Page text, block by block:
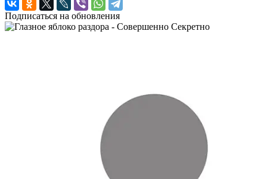
Подписаться на обновления